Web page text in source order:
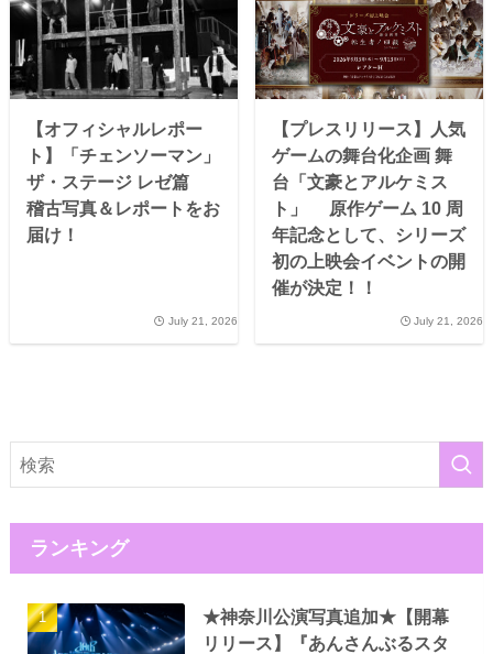
【オフィシャルレポー
ト】「チェンソーマン」
ザ・ステージ レゼ篇
稽古写真＆レポートをお
届け！
July 21, 2026
【プレスリリース】人気
ゲームの舞台化企画 舞
台「文豪とアルケミス
ト」 原作ゲーム 10 周
年記念として、シリーズ
初の上映会イベントの開
催が決定！！
July 21, 2026
ランキング
★神奈川公演写真追加★【開幕
リリース】『あんさんぶるスタ